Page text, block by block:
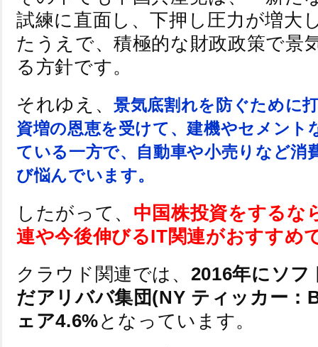
試練に直面し、下押し圧力が増大
たうえで、積極的な財政政策で景
る方針です。
それゆえ、景気底割れを防ぐために
資増の恩恵を受けて、建機やセメント
ている一方で、自動車や小売りなど消
び悩んでいます。
したがって、 中国株投資をするな
連や今後伸びるIT関連がおすすめ
クラウド関連では、 2016年にソ
だアリババ集団(NY ティッカー：
ェア4.6%となっています。